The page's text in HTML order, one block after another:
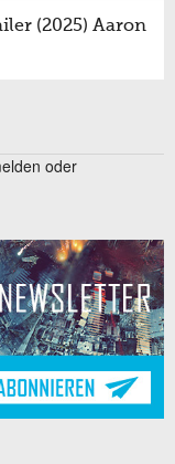
(2025) Aaron
oder